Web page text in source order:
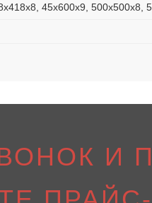
45x600x9, 500x500x8,
И